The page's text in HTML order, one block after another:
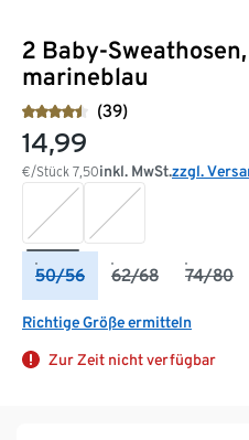
2 Baby-
marineblau
(39)
14,99
€/Stück 7,50inkl. MwSt.zzgl.
50/56 62/68 74/80
Richtige Größe ermitteln
Zur Zeit nicht verfügbar